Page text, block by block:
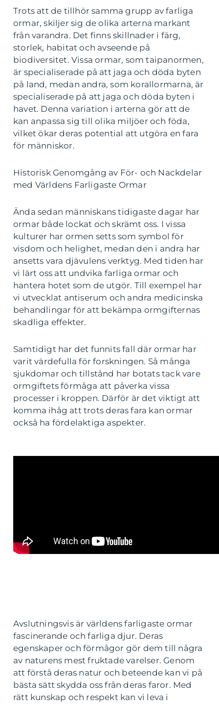
Trots att de tillhör samma grupp av farliga
ormar, skiljer sig de olika arterna markant
från varandra. Det finns skillnader i färg,
storlek, habitat och avseende på
biodiversitet. Vissa ormar, som taipanormen,
är specialiserade på att jaga och döda byten
på land, medan andra, som korallormarna, är
specialiserade på att jaga och döda byten i
havet. Denna variation i arterna gör att de
kan anpassa sig till olika miljöer och föda,
vilket ökar deras potential att utgöra en fara
för människor.
Historisk Genomgång av För- och Nackdelar
med Världens Farligaste Ormar
Ända sedan människans tidigaste dagar har
ormar både lockat och skrämt oss. I vissa
kulturer har ormen setts som symbol för
visdom och helighet, medan den i andra har
ansetts vara djävulens verktyg. Med tiden har
vi lärt oss att undvika farliga ormar och
hantera hotet som de utgör. Till exempel har
vi utvecklat antiserum och andra medicinska
behandlingar för att bekämpa ormgifternas
skadliga effekter.
Samtidigt har det funnits fall där ormar har
varit värdefulla för forskningen. Så många
sjukdomar och tillstånd har botats tack vare
ormgiftets förmåga att påverka vissa
processer i kroppen. Därför är det viktigt att
komma ihåg att trots deras fara kan ormar
också ha fördelaktiga aspekter.
Avslutningsvis är världens farligaste ormar
fascinerande och farliga djur. Deras
egenskaper och förmågor gör dem till några
av naturens mest fruktade varelser. Genom
att förstå deras natur och beteende kan vi på
bästa sätt skydda oss från deras faror. Med
rätt kunskap och respekt kan vi leva i